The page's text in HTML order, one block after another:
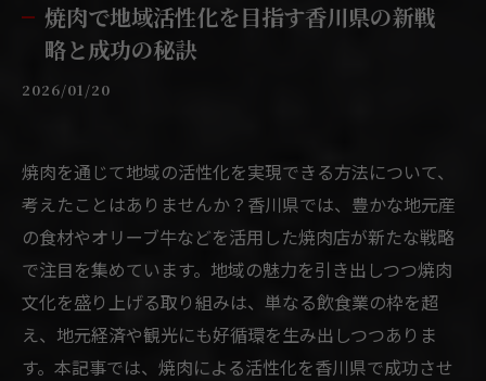
焼肉で地域活性化を目指す香川県の新戦
略と成功の秘訣
2026/01/20
焼肉を通じて地域の活性化を実現できる方法について、
考えたことはありませんか？香川県では、豊かな地元産
の食材やオリーブ牛などを活用した焼肉店が新たな戦略
で注目を集めています。地域の魅力を引き出しつつ焼肉
文化を盛り上げる取り組みは、単なる飲食業の枠を超
え、地元経済や観光にも好循環を生み出しつつありま
す。本記事では、焼肉による活性化を香川県で成功させ